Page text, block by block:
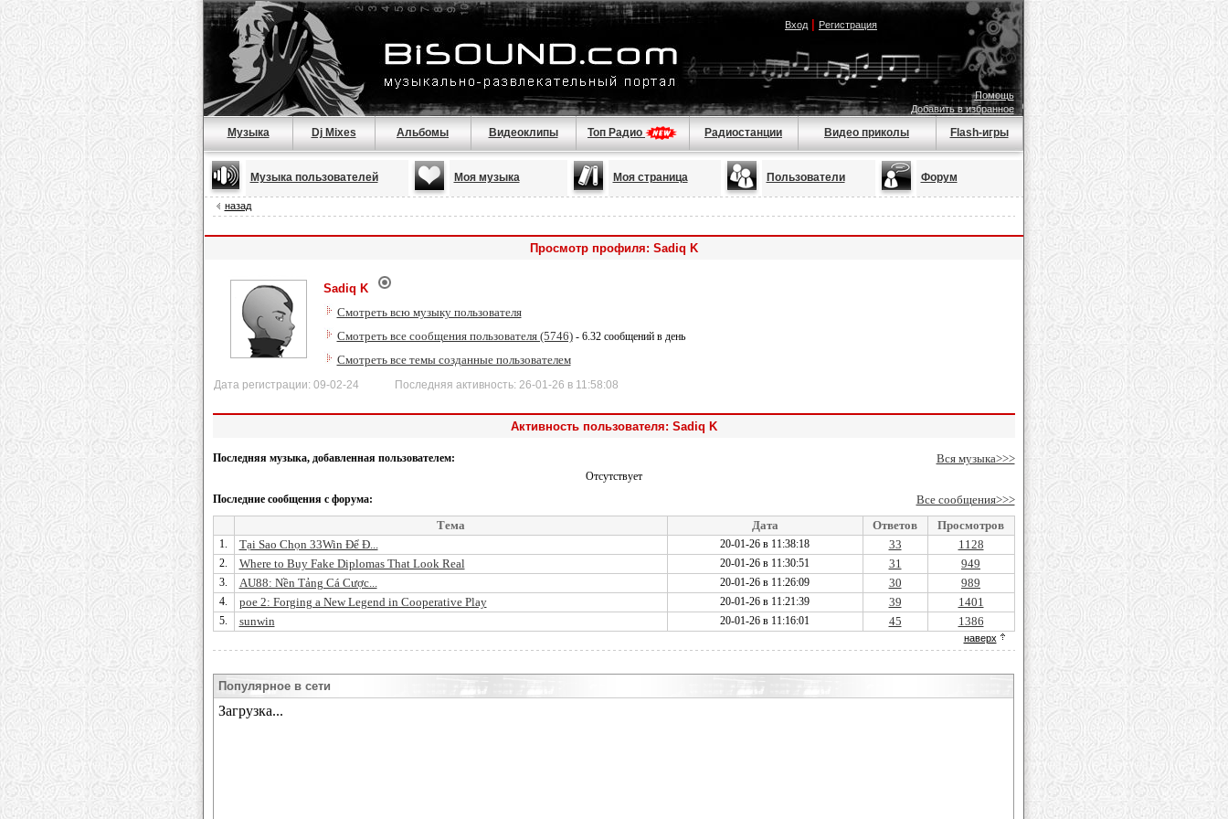
Вход| Регистрация
Помощь
Добавить в избранное
Музыка Dj Mixes Альбомы Видеоклипы Топ Радио Радиостанции Видео приколы Flash-игры
Музыка пользователей Моя музыка Моя страница Пользователи Форум
назад
Просмотр профиля: Sadiq K
Sadiq K
Смотреть всю музыку пользователя
Смотреть все сообщения пользователя (5746)- 6.32 сообщений в день
Смотреть все темы созданные пользователем
Дата регистрации: 09-02-24 Последняя активность: 26-01-26 в 11:58:08
Активность пользователя: Sadiq K
Последняя музыка, добавленная пользователем: Вся музыка>>>
Отсутствует
Последние сообщения с форума:
Все сообщения>>>
Тема
Дата Ответов Просмотров
1. Tại Sao Chọn 33Win Để Đ... 20-01-26 в 11:38:18 33 1128
2. Where to Buy Fake Diplomas That Look Real 20-01-26 в 11:30:51 31 949
3. AU88: Nền Tảng Cá Cược... 20-01-26 в 11:26:09 30 989
4. poe 2: Forging a New Legend in Cooperative Play 20-01-26 в 11:21:39 39 1401
5. sunwin 20-01-26 в 11:16:01 45 1386
наверх
Популярное в сети